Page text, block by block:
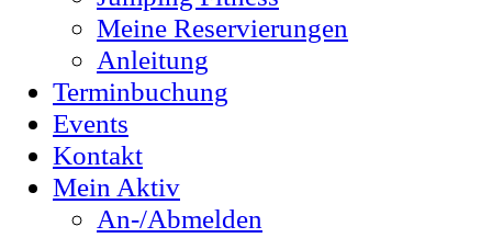
Meine Reservierungen
Anleitung
Terminbuchung
Events
Kontakt
Mein Aktiv
An-/Abmelden